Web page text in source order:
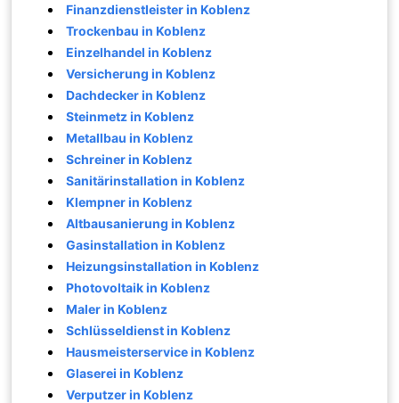
Finanzdienstleister in Koblenz
Trockenbau in Koblenz
Einzelhandel in Koblenz
Versicherung in Koblenz
Dachdecker in Koblenz
Steinmetz in Koblenz
Metallbau in Koblenz
Schreiner in Koblenz
Sanitärinstallation in Koblenz
Klempner in Koblenz
Altbausanierung in Koblenz
Gasinstallation in Koblenz
Heizungsinstallation in Koblenz
Photovoltaik in Koblenz
Maler in Koblenz
Schlüsseldienst in Koblenz
Hausmeisterservice in Koblenz
Glaserei in Koblenz
Verputzer in Koblenz